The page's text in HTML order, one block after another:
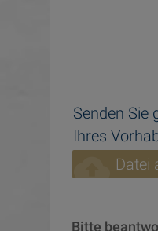
Senden Sie
Ihres
cloud_upload Datei
Bitte